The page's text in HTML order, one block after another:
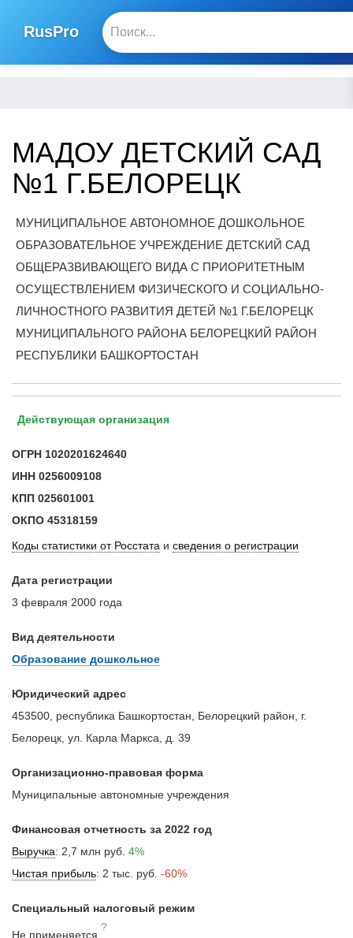
RusPro
МАДОУ ДЕТСКИЙ САД
№1 Г.БЕЛОРЕЦК
МУНИЦИПАЛЬНОЕ АВТОНОМНОЕ ДОШКОЛЬНОЕ
ОБРАЗОВАТЕЛЬНОЕ УЧРЕЖДЕНИЕ ДЕТСКИЙ САД
ОБЩЕРАЗВИВАЮЩЕГО ВИДА С ПРИОРИТЕТНЫМ
ОСУЩЕСТВЛЕНИЕМ ФИЗИЧЕСКОГО И СОЦИАЛЬНО-
ЛИЧНОСТНОГО РАЗВИТИЯ ДЕТЕЙ №1 Г.БЕЛОРЕЦК
МУНИЦИПАЛЬНОГО РАЙОНА БЕЛОРЕЦКИЙ РАЙОН
РЕСПУБЛИКИ БАШКОРТОСТАН
Действующая организация
ОГРН 1020201624640
ИНН 0256009108
КПП 025601001
ОКПО 45318159
Коды статистики от Росстата и сведения о регистрации
Дата регистрации
3 февраля 2000 года
Вид деятельности
Образование дошкольное
Юридический адрес
453500, республика Башкортостан, Белорецкий район, г.
Белорецк, ул. Карла Маркса, д. 39
Организационно-правовая форма
Муниципальные автономные учреждения
Финансовая отчетность за 2022 год
Выручка: 2,7 млн руб. 4%
Чистая прибыль: 2 тыс. руб. -60%
Специальный налоговый режим
Не применяется
?